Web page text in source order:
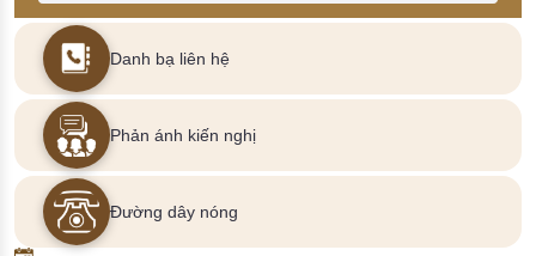
Danh bạ liên hệ
Phản ánh kiến nghị
Đường dây nóng